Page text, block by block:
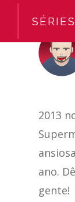
SÉRIES
2013
ano.
gente!